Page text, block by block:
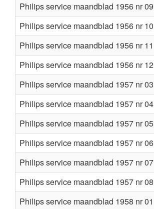
Philips service maandblad 1956 nr 09
Philips service maandblad 1956 nr 10
Philips service maandblad 1956 nr 11
Philips service maandblad 1956 nr 12
Philips service maandblad 1957 nr 03
Philips service maandblad 1957 nr 04
Philips service maandblad 1957 nr 05
Philips service maandblad 1957 nr 06
Philips service maandblad 1957 nr 07
Philips service maandblad 1957 nr 08
Philips service maandblad 1958 nr 01